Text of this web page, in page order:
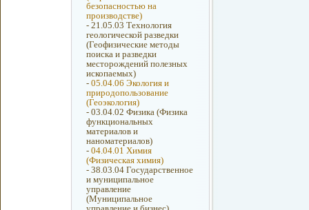
безопасностью на
производстве)
- 21.05.03 Технология
геологической разведки
(Геофизические методы
поиска и разведки
месторождений полезных
ископаемых)
- 05.04.06 Экология и
природопользование
(Геоэкология)
- 03.04.02 Физика (Физика
функциональных
материалов и
наноматериалов)
- 04.04.01 Химия
(Физическая химия)
- 38.03.04 Государственное
и муниципальное
управление
(Муниципальное